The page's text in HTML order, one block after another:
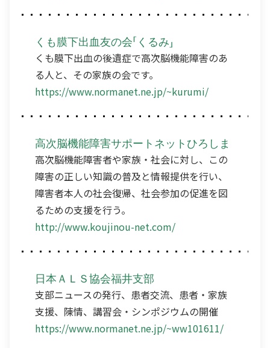
くも膜下出血友の会「くるみ」
くも膜下出血の後遺症で高次脳機能障害のあ
る人と、その家族の会です。
https://www.normanet.ne.jp/~kurumi/
高次脳機能障害サポートネットひろしま
高次脳機能障害者や家族・社会に対し、この
障害の正しい知識の普及と情報提供を行い、
障害者本人の社会復帰、社会参加の促進を図
るための支援を行う。
http://www.koujinou-net.com/
日本ＡＬＳ協会福井支部
支部ニュースの発行、患者交流、患者・家族
支援、陳情、講習会・シンポジウムの開催
https://www.normanet.ne.jp/~ww101611/